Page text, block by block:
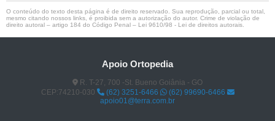
O conteúdo do texto desta página é de direito reservado. Sua reprodução, parcial ou total,
mesmo citando nossos links, é proibida sem a autorização do autor. Crime de violação de
direito autoral – artigo 184 do Código Penal – Lei 9610/98 - Lei de direitos autorais
Apoio Ortopedia
R. T-27, 700 -St. Bueno Goiânia - GO
CEP:74210-030
(62) 3251-6466
(62) 99690-6466
apoio01@terra.com.br